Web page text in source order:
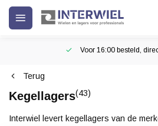
Voor 16:00 besteld,
Terug
Kegellagers(43)
Interwiel levert kegellagers van de